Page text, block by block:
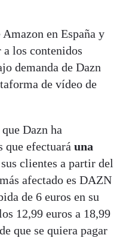
en España y
a los contenidos
demanda de Dazn
de vídeo de
Dazn ha
que efectuará una
clientes a partir del
afectado es DAZN
de 6 euros en su
12,99 euros a 18,99
que se quiera pagar